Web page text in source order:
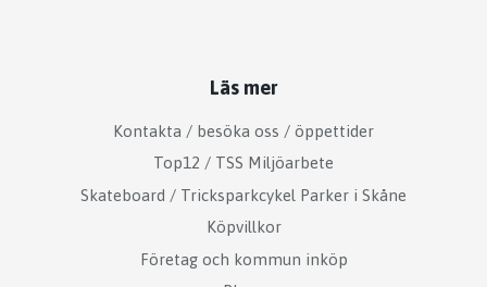
Läs mer
Kontakta / besöka oss / öppettider
Top12 / TSS Miljöarbete
Skateboard / Tricksparkcykel Parker i Skåne
Köpvillkor
Företag och kommun inköp